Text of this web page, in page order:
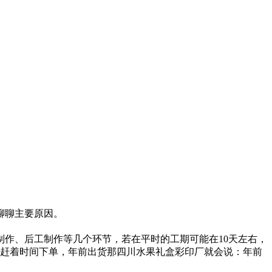
主要原因。
、后工制作等几个环节，若在平时的工期可能在10天左右，
着时间下单，年前出货那四川水果礼盒彩印厂就会说：年前